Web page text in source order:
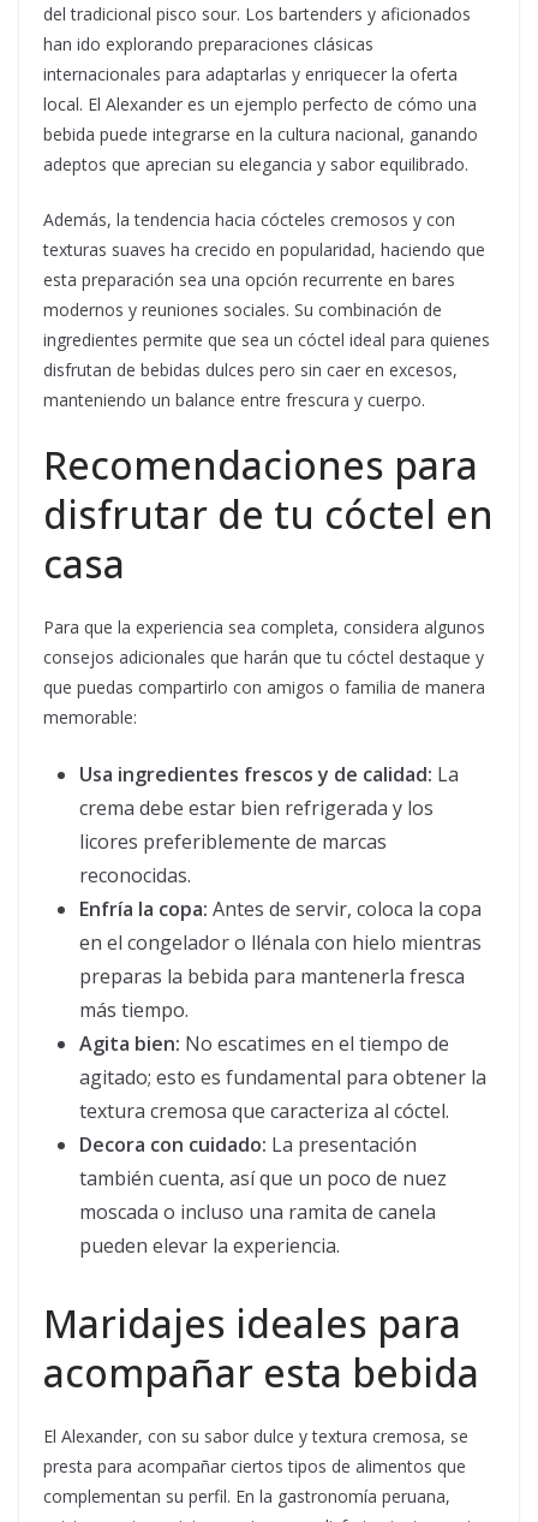
del tradicional pisco sour. Los bartenders y aficionados
han ido explorando preparaciones clásicas
internacionales para adaptarlas y enriquecer la oferta
local. El Alexander es un ejemplo perfecto de cómo una
bebida puede integrarse en la cultura nacional, ganando
adeptos que aprecian su elegancia y sabor equilibrado.
Además, la tendencia hacia cócteles cremosos y con
texturas suaves ha crecido en popularidad, haciendo que
esta preparación sea una opción recurrente en bares
modernos y reuniones sociales. Su combinación de
ingredientes permite que sea un cóctel ideal para quienes
disfrutan de bebidas dulces pero sin caer en excesos,
manteniendo un balance entre frescura y cuerpo.
Recomendaciones para
disfrutar de tu cóctel en
casa
Para que la experiencia sea completa, considera algunos
consejos adicionales que harán que tu cóctel destaque y
que puedas compartirlo con amigos o familia de manera
memorable:
Usa ingredientes frescos y de calidad: La
crema debe estar bien refrigerada y los
licores preferiblemente de marcas
reconocidas.
Enfría la copa: Antes de servir, coloca la copa
en el congelador o llénala con hielo mientras
preparas la bebida para mantenerla fresca
más tiempo.
Agita bien: No escatimes en el tiempo de
agitado; esto es fundamental para obtener la
textura cremosa que caracteriza al cóctel.
Decora con cuidado: La presentación
también cuenta, así que un poco de nuez
moscada o incluso una ramita de canela
pueden elevar la experiencia.
Maridajes ideales para
acompañar esta bebida
El Alexander, con su sabor dulce y textura cremosa, se
presta para acompañar ciertos tipos de alimentos que
complementan su perfil. En la gastronomía peruana,